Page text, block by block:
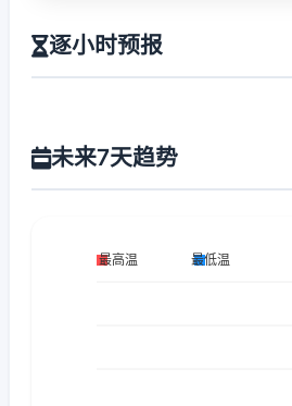
逐小时预报
未来7天趋势